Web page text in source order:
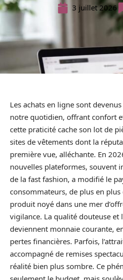
3 juillet 2026
Les achats en ligne sont
notre quotidien, offrant confort
cette praticité cache son lot de
sites de vêtements dont la
première vue, alléchante. En
nouvelles plateformes, souvent
de la fast fashion, a modifié le
consommateurs, de plus en plus
produit noyé dans une mer
vigilance. La qualité douteuse et
deviennent monnaie courante,
pertes financières. Parfois,
accompagné de remises
réalité bien plus sombre. Ce